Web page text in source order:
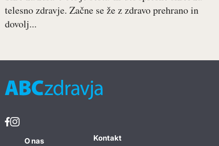
telesno zdravje. Začne se že z zdravo prehrano in
dovolj...
O nas
Kontakt